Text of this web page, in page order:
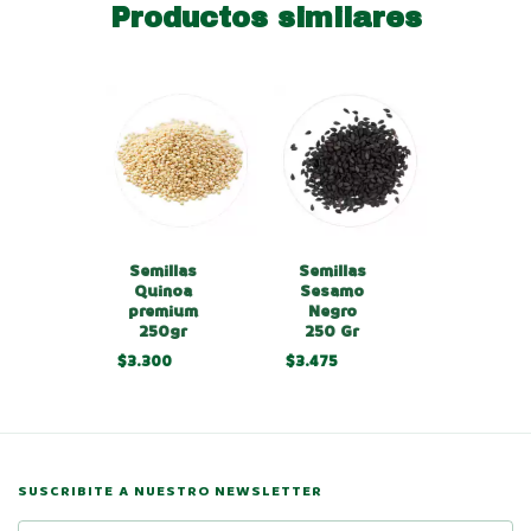
Productos similares
Semillas
Quinoa
premium
250gr
$3.300
Semillas
Sesamo
Negro
250 Gr
$3.475
SUSCRIBITE A NUESTRO NEWSLETTER